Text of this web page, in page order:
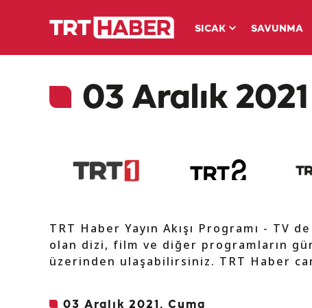
SICAK SAVUNMA
03 Aralık
TRT Haber Yayın Akışı Programı - TV
olan dizi, film ve diğer programların
üzerinden ulaşabilirsiniz. TRT Haber
03 Aralık 2021, Cuma